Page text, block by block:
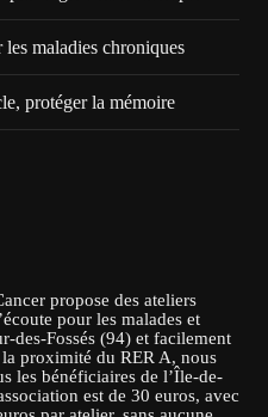
les maladies chroniques
protéger la mémoire
propose des ateliers
pour les malades et
des-Fossés (94) et facilement
la proximité du RER A, nous
les bénéficiaires de l’Île-de-
est de 30 euros, avec